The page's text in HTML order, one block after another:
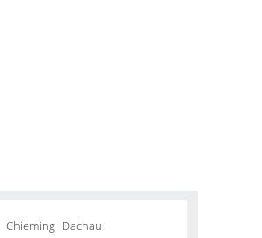
Chieming Dachau